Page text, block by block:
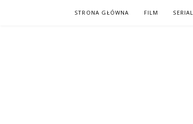
STRONA GŁÓWNA FILM SERIAL